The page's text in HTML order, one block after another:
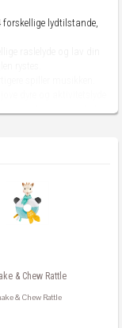
forskellige lydtilstande,
dyre og aktivitetslyde
et behagelige lys i
& Chew Rattle
& Chew Rattle